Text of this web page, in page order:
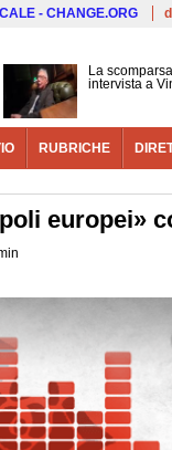
- CHANGE.ORG
La
intervista a
RUBRICHE
europei»